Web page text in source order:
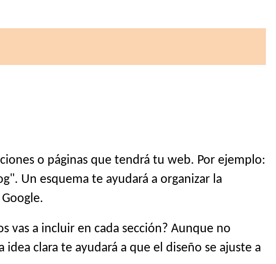
o páginas que tendrá tu web. Por ejemplo:
Un esquema te ayudará a organizar la
vas a incluir en cada sección? Aunque no
clara te ayudará a que el diseño se ajuste a